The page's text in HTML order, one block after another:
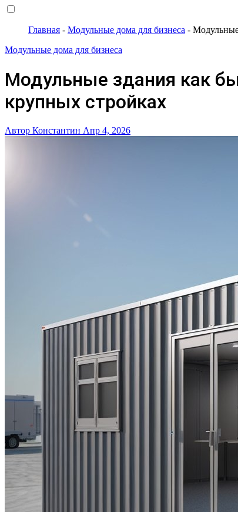
Главная - Модульные дома для бизнеса -
Модульные дома для бизнеса
Модульные здания как
крупных стройках
Автор Константин Апр 4, 2026